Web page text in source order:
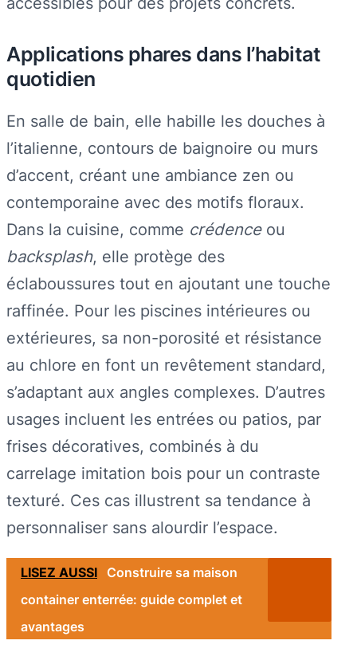
Applications phares dans l’habitat
quotidien
En salle de bain, elle habille les douches à
l’italienne, contours de baignoire ou murs
d’accent, créant une ambiance zen ou
contemporaine avec des motifs floraux.
Dans la cuisine, comme crédenceou
backsplash, elle protège des
éclaboussures tout en ajoutant une touche
raffinée. Pour les piscines intérieures ou
extérieures, sa non-porosité et résistance
au chlore en font un revêtement standard,
s’adaptant aux angles complexes. D’autres
usages incluent les entrées ou patios, par
frises décoratives, combinés à du
carrelage imitation bois pour un contraste
texturé. Ces cas illustrent sa tendance à
personnaliser sans alourdir l’espace.
LISEZ AUSSI
Construire sa maison
container enterrée: guide complet et
avantages